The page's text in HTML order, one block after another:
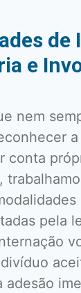
de
e
nem
conta
pela
adesão